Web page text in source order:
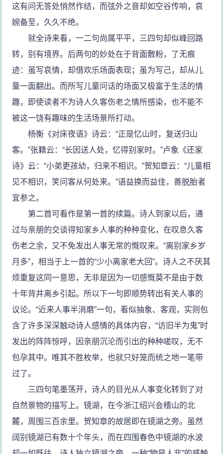
这有问无答处悄然作结，而弦外之音却如空谷传响，哀
婉备至，久久不绝。
就全诗来看，一二句尚属平平，三四句却似峰回路
转，别有境界。后两句的妙处在于背面敷粉，了无痕
迹：虽写哀情，却借欢乐场面表现；虽为写己，却从儿
童一面翻出。而所写儿童问话的场面又极富于生活的情
趣，即使读者不为诗人久客伤老之情所感染，也不能不
被这一饶有趣味的生活场景所打动。
杨衡《对床夜语》诗云：“正是忆山时，复送归山
客。”张籍云：“长因送人处，忆得别家时。”卢象《还家
诗》云：“小弟更孩幼，归来不相识。”贺知章云：“儿童相
见不相识，笑问客从何处来。”语益换而益佳，善脱胎者
宜参之。
第二首可看作是第一首的续篇。诗人到家以后，通
过与亲朋的交谈得知家乡人事的种种变化，在叹息久客
伤老之余，又不免发出人事无常的慨叹来。“离别家乡岁
月多”，相当于上一首的“少小离家老大回”。诗人之不厌其
烦重复这同一意思，无非是因为一切感慨莫不是由于数
十年背井离乡引起。所以下一句即顺势转出有关人事的
议论。“近来人事半消磨”一句，看似抽象、客观，实则包
含了许多深深触动诗人感情的具体内容，“访旧半为鬼”时
发出的阵阵惊呼，因亲朋沉沦而引出的种种嗟叹，无不
包孕其中。唯其不胜枚举，也就只好笼而统之地一笔带
过了。
三四句笔墨荡开，诗人的目光从人事变化转到了对
自然景物的描写上。镜湖，在今浙江绍兴会稽山的北
麓，周围三百余里。贺知章的故居即在镜湖之旁。虽然
阔别镜湖已有数十个年头，而在四围春色中镜湖的水波